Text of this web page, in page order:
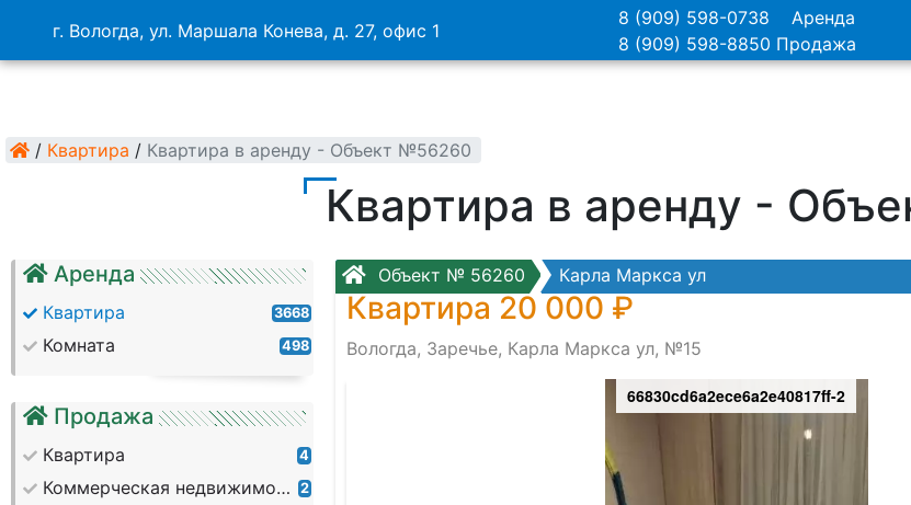
г. Вологда, ул. Маршала Конева, д. 27, офис 1
8 (909) 598-0738 Аренда
8 (909) 598-8850 Продажа
/ Квартира / Квартира в аренду - Объект №56260
Квартира в аренду -
Аренда
Квартира 3668
Комната 498
Продажа
Квартира 4
Коммерческая недвижимость 2
Объект № 56260 Карла Маркса ул
Квартира 20 000 ₽
Вологда, Заречье, Карла Маркса ул, №15
66830cd6a2ece6a2e40817ff-2